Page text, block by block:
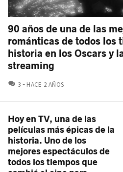
90 años de una de las
románticas de todos los
historia en los Oscars y
streaming
3 COMENTARIOS
HACE 2 AÑOS
Hoy en TV, una de las
películas más épicas de la
historia. Uno de los
mejores espectáculos de
todos los tiempos que